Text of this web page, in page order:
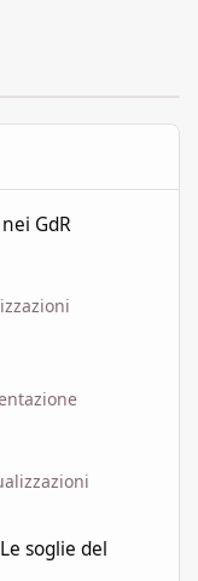
GdR
soglie del